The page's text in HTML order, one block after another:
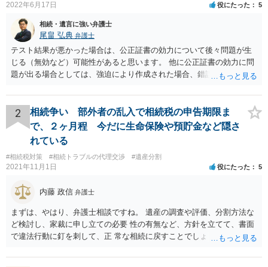
2022年6月17日 役にたった 5
相続・遺言に強い弁護士
尾畠 弘典 弁護士
テスト結果が悪かった場合は、公正証書の効力について後々問題が生
じる（無効など）可能性があると思います。 他に公正証書の効力に問
題が出る場合としては、強迫により作成された場合、錯誤（勘違い）
すが、弁護士に作成を依頼する場合は、１０～数十万円程度になるケ
ースが多いと思います。 報酬体系は、弁護士ごとに異なりますので一
律の基準はありません。
2
相続争い 部外者の乱入で相続税の申告期限ま
で、２ヶ月程 今だに生命保険や預貯金など隠さ
れている
#相続税対策 #相続トラブルの代理交渉 #遺産分割
2021年11月1日 役にたった 5
内藤 政信 弁護士
まずは、やはり、弁護士相談ですね。 遺産の調査や評価、分割方法な
ど検討し、家裁に申し立ての必要 性の有無など、方針を立てて、書面
で違法行動に釘を刺して、正 常な相続に戻すことでしょう。 申告につ
の際に3年以内に分割協議の上、修正申告する旨の書 面を添付するこ